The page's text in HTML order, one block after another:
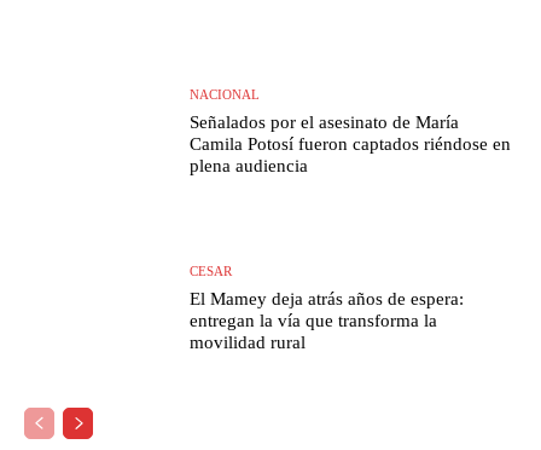
NACIONAL
Señalados por el asesinato de María
Camila Potosí fueron captados riéndose en
plena audiencia
CESAR
El Mamey deja atrás años de espera:
entregan la vía que transforma la
movilidad rural